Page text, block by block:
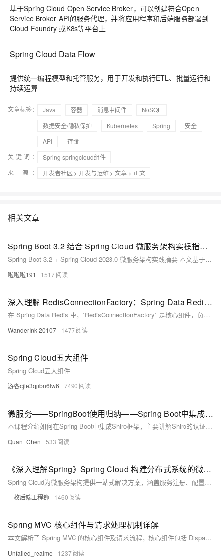
基于Spring Cloud Open Service Broker，可以创建符合Open
Service Broker API的服务代理，并将应用程序和后端服务部署到
Cloud Foundry 或K8s等平台上
Spring Cloud Data Flow
提供统一编程模型和托管服务，用于开发和执行ETL、批量运行和
持续运算
文章标签： Java 容器 消息中间件
NoSQL
数据安全/隐私保护
Kubernetes Spring
安全
API
存储
关键词：
Spring springcloud组件
来 源：
开发者社区 > 开发与运维 > 文章 > 正文
相关文章
Spring Boot 3.2 结合 Spring Cloud 微服务架构实操指南 现代分布式应用系统构建实战教程
Spring Boot 3.2 + Spring Cloud 2023.0 微服务架构实践摘要 本文基于Spring Boot 3.2.5和Spring Cloud 2023.0.1最新稳定版本，演示现代微服务架构的构建过程。主要内容包括： 技术栈选择：采用Spring Cloud Netflix Eureka 4.1.0作为服务注册中心，Resilience4j 2.1.0替代Hystrix实现熔断机制，配合OpenFeign和Gateway等组件。 核心实操步骤： 搭建Eureka注册中心服务 构建商品
啦啦啦191 1517
深入理解 RedisConnectionFactory：Spring Data Redis 的核心组件
在 Spring Data Redis 中，`RedisConnectionFactory` 是核心组件，负责创建和管理与 Redis 的连接。它支持单机、集群及哨兵等多种模式，为上层组件（如 `RedisTemplate`）提供连接抽象。Spring 提供了 Lettuce 和 Jedis 两种主要实现，其中 Lettuce 因其线程安全和高性能特性被广泛推荐。通过手动配置或 Spring Boot 自动化配置，开发者可轻松集成 Redis，提升应用性能与扩展性。本文深入解析其作用、实现方式及常见问题解决方法，助你高效使用 Redis。
WanderInk-20107 1477
Spring Cloud五大组件
Spring Cloud五大组件
游客cjle3qpbn6lw6 7490
微服务——SpringBoot使用归纳——Spring Boot中集成 Shiro——Shiro 三大核心组件
本课程介绍如何在Spring Boot中集成Shiro框架，主要讲解Shiro的认证与授权功能。Shiro是一个简单易用的Java安全框架，用于认证、授权、加密和会话管理等。其核心组件包括Subject（认证主体）、SecurityManager（安全管理员）和Realm（域）。Subject负责身份认证，包含Principals（身份）和Credentials（凭证）；SecurityManager是架构核心，协调内部组件运作；Realm则是连接Shiro与应用数据的桥梁，用于访问用户账户及权限信息。通过学习，您将掌握Shiro的基本原理及其在项目中的应用。
Quan_Chen 533
《深入理解Spring》Spring Cloud 构建分布式系统的微服务全家桶
Spring Cloud为微服务架构提供一站式解决方案，涵盖服务注册、配置管理、负载均衡、熔断限流等核心功能，助力开发者构建高可用、易扩展的分布式系统，并持续向云原生演进。
一枚后端工程狮 1460
Spring MVC 核心组件与请求处理机制详解
本文解析了 Spring MVC 的核心组件及请求流程，核心组件包括 DispatcherServlet（中央调度）、HandlerMapping（URL 匹配处理器）、HandlerAdapter（执行处理器）、Handler（业务方法）、ViewResolver（视图解析），其中仅 Handler 需开发者实现。 详细描述了请求执行的 7 步流程：请求到达 DispatcherServlet 后，经映射器、适配器找到并执行处理器，再通过视图解析器渲染视图（前后端分离下视图解析可省略）。 介绍了拦截器的使用（实现 HandlerInterceptor 接口 + 配置类）及与过滤器的区别
Unfailed_realme 1237